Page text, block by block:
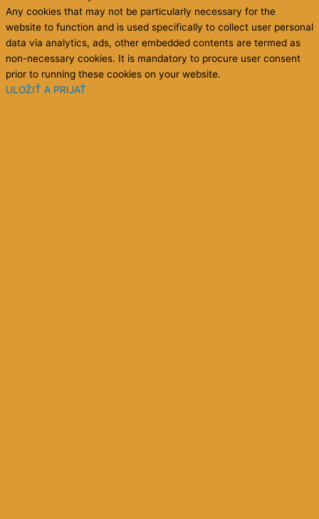
Any cookies that may not be particularly necessary for the
website to function and is used specifically to collect user personal
data via analytics, ads, other embedded contents are termed as
non-necessary cookies. It is mandatory to procure user consent
prior to running these cookies on your website.
ULOŽIŤ A PRIJAŤ